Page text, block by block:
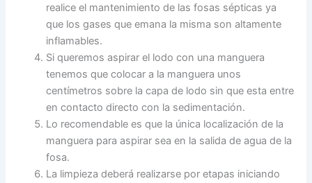
realice el mantenimiento de las fosas sépticas ya
que los gases que emana la misma son altamente
inflamables.
Si queremos aspirar el lodo con una manguera
tenemos que colocar a la manguera unos
centímetros sobre la capa de lodo sin que esta entre
en contacto directo con la sedimentación.
Lo recomendable es que la única localización de la
manguera para aspirar sea en la salida de agua de la
fosa.
La limpieza deberá realizarse por etapas iniciando